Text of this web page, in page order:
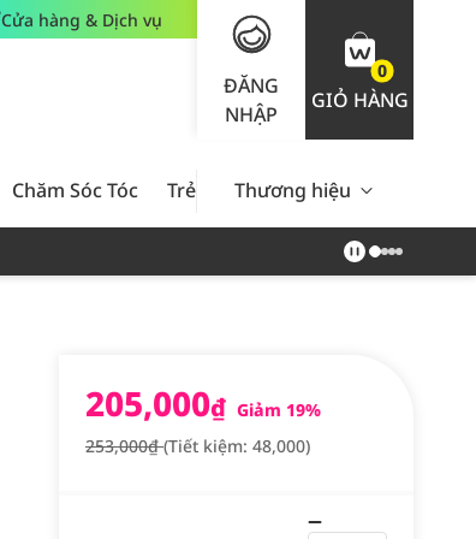
Cửa hàng & Dịch vụ
ĐĂNG
NHẬP
0
GIỎ HÀNG
Chăm Sóc Tóc Trẻ Em Nam Giới Chăm Sóc
Thương hiệu
205,000₫ Giảm 19%
253,000₫(Tiết kiệm: 48,000)